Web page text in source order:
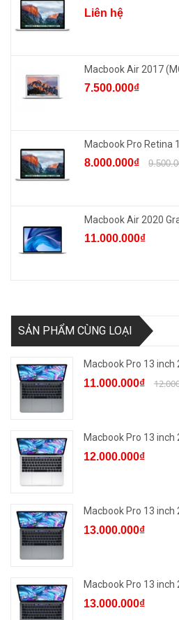
Liên hệ
Macbook Air 2017
7.500.000₫
Macbook Pro Retina
8.000.000₫
Macbook Air 2020
11.000.000₫
SẢN PHẨM CÙNG LOẠI
Macbook Pro 13 inch
11.000.000₫
Macbook Pro 13 inch
12.000.000₫
Macbook Pro 13 inch
13.000.000₫
Macbook Pro 13 inch
13.000.000₫